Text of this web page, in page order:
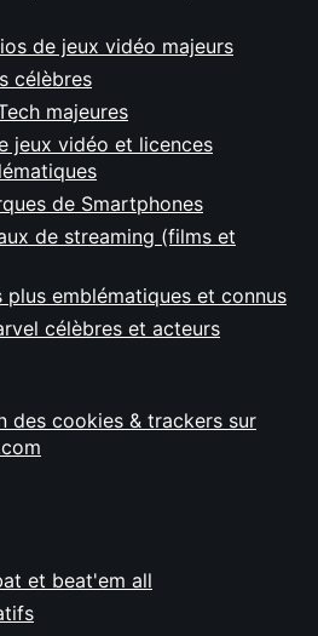
de jeux vidéo majeurs
célèbres
majeures
jeux vidéo et licences
de Smartphones
de streaming (films et
plus emblématiques et connus
célèbres et acteurs
des cookies & trackers sur
et beat'em all